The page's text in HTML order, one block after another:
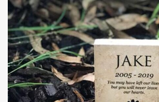
Полтави
та
їхній
внесок
в
історію